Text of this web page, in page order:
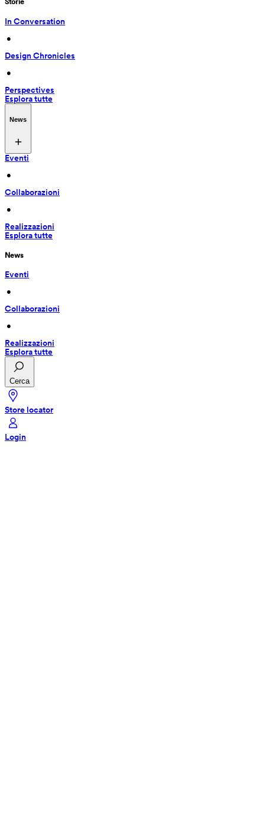
Storie
In Conversation
•
Design Chronicles
•
Perspectives
Esplora tutte
News
Eventi
•
Collaborazioni
•
Realizzazioni
Esplora tutte
News
Eventi
•
Collaborazioni
•
Realizzazioni
Esplora tutte
Cerca
Store locator
Login